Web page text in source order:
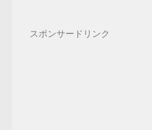
スポンサードリンク